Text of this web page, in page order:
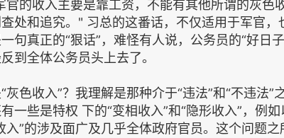
官的收入主要是靠工资，不能有其他所谓的灰色
处和追究。" 习总的这番话，不仅适用于军官
句真正的“狠话”，难怪有人说，公务员的“好日
到全体公务员头上去了。
灰色收入”？我理解是那种介于“违法”和“不违法
一些是特权 下的“变相收入”和“隐形收入”，例
入”的涉及面广及几乎全体政府官员。这个问题